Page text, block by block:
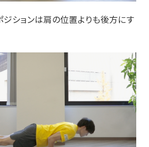
ジションは肩の位置よりも後方にす